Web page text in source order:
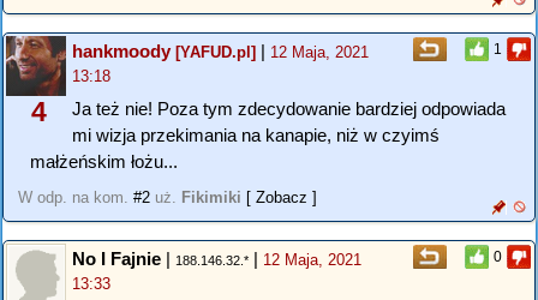
1
4
hankmoody[YAFUD.pl] | 12 Maja, 2021
13:18
Ja też nie! Poza tym zdecydowanie bardziej odpowiada
mi wizja przekimania na kanapie, niż w czyimś
małżeńskim łożu...
W odp. na kom. #2 uż. Fikimiki [ Zobacz ]
0
No I Fajnie | 188.146.32.* | 12 Maja, 2021
13:33